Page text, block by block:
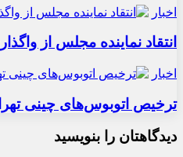
اخبار
انتقاد نماینده مجلس از
اخبار
ترخیص اتوبوس‌های چینی
دیدگاهتان را بنویسید